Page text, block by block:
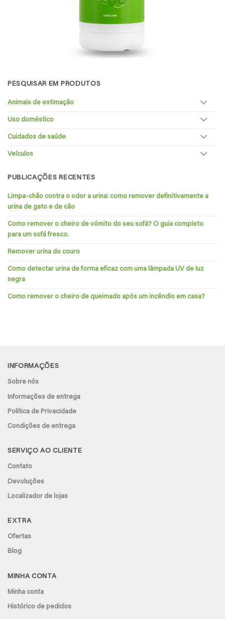
PESQUISAR EM PRODUTOS
Animais de estimação
Uso doméstico
Cuidados de saúde
Veículos
PUBLICAÇÕES RECENTES
Limpa-chão contra o odor a urina: como remover definitivamente a
urina de gato e de cão
Como remover o cheiro de vómito do seu sofá? O guia completo
para um sofá fresco.
Remover urina do couro
Como detectar urina de forma eficaz com uma lâmpada UV de luz
negra
Como remover o cheiro de queimado após um incêndio em casa?
INFORMAÇÕES
Sobre nós
Informações de entrega
Política de Privacidade
Condições de entrega
SERVIÇO AO CLIENTE
Contato
Devoluções
Localizador de lojas
EXTRA
Ofertas
Blog
MINHA CONTA
Minha conta
Histórico de pedidos